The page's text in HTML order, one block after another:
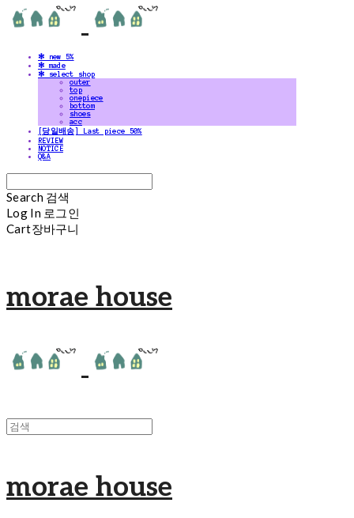
✻ new 5%
✻ made
✻ select shop
outer
top
onepiece
bottom
shoes
acc
[당일배송] Last piece 50%
REVIEW
NOTICE
Q&A
Search 검색
Log In 로그인
Cart장바구니
morae house
morae house